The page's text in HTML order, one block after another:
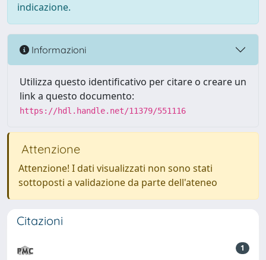
indicazione.
Informazioni
Utilizza questo identificativo per citare o creare un
link a questo documento:
https://hdl.handle.net/11379/551116
Attenzione
Attenzione! I dati visualizzati non sono stati
sottoposti a validazione da parte dell'ateneo
Citazioni
1